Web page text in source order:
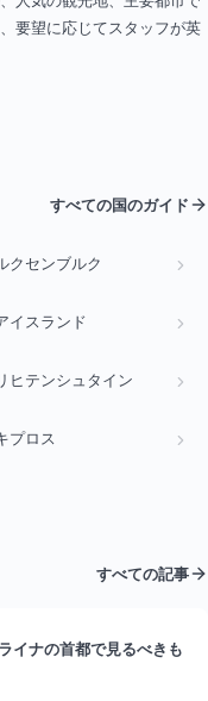
要望に応じてスタッフが英
すべての国のガイド
クセンブルク
イスランド
ヒテンシュタイン
プロス
すべての記事
イナの首都で見るべきも